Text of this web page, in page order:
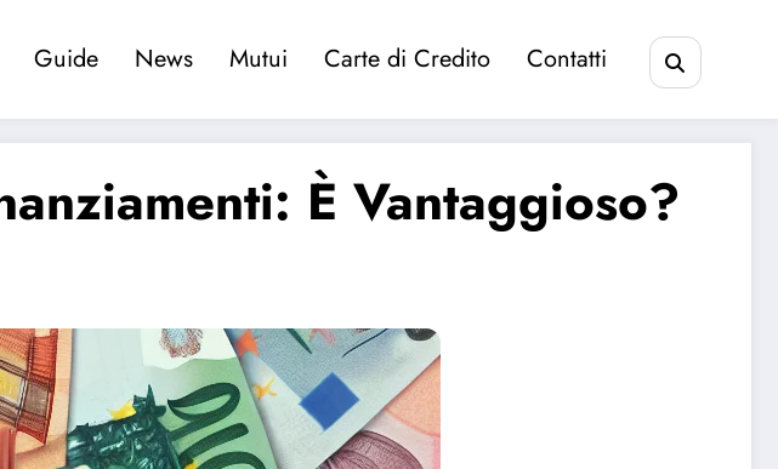
Guide News Mutui Carte di Credito Contatti
È Vantaggioso?